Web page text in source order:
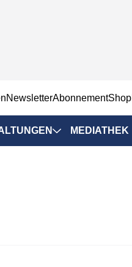
NewsletterAbonnementShop
MEDIATHEK